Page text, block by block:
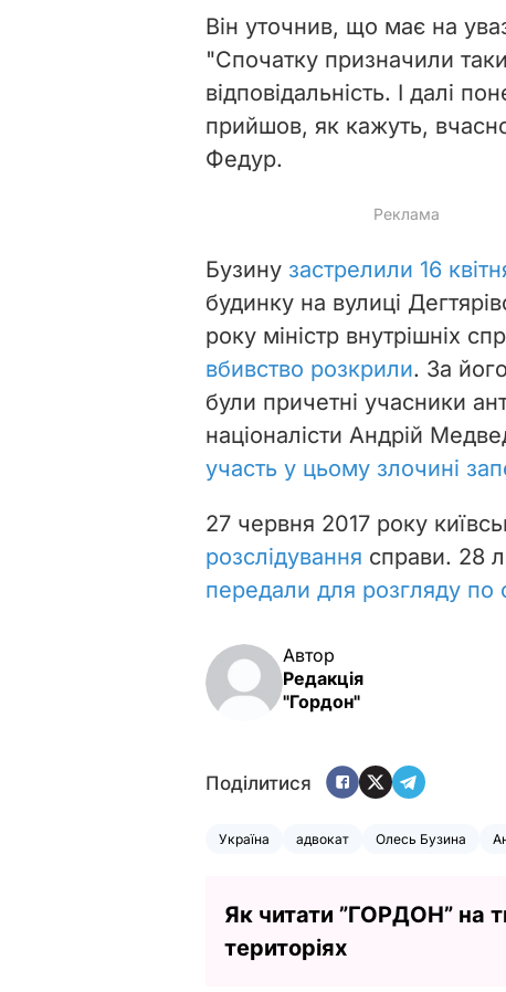
Він уточнив, що має на
"Спочатку призначили
відповідальність. І далі
прийшов, як кажуть,
Федур.
Бузину застрелили 16
будинку на вулиці
року міністр внутрішніх
вбивство розкрили. За
були причетні учасники
націоналісти Андрій
участь у цьому злочині
27 червня 2017 року
розслідування справи. 28
передали для розгляду по
Автор
Редакція
"Гордон"
Поділитися
Україна адвокат Олесь Бузина
Як читати ”ГОРДОН” на
територіях